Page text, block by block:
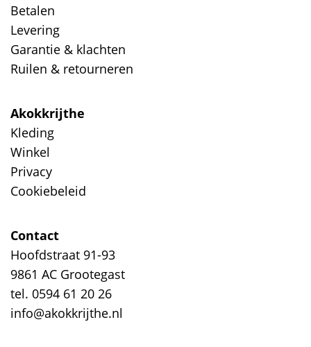
Betalen
Levering
Garantie & klachten
Ruilen & retourneren
Akokkrijthe
Kleding
Winkel
Privacy
Cookiebeleid
Contact
Hoofdstraat 91-93
9861 AC Grootegast
tel. 0594 61 20 26
info@akokkrijthe.nl